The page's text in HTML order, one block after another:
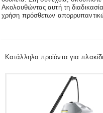
Ακολουθώντας αυτή τη
χρήση πρόσθετων
Κατάλληλα προϊόντα για